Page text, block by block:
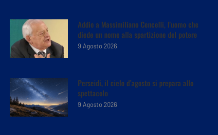
Addio a Massimiliano Cencelli, l’uomo che
diede un nome alla spartizione del potere
9 Agosto 2026
Perseidi, il cielo d’agosto si prepara allo
spettacolo
9 Agosto 2026